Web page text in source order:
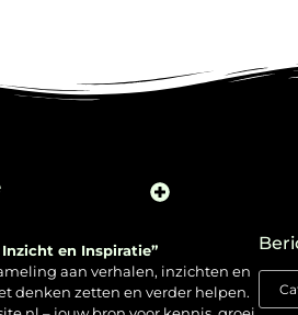
en Inspiratie”
aan verhalen, inzichten en
denken zetten en verder helpen.